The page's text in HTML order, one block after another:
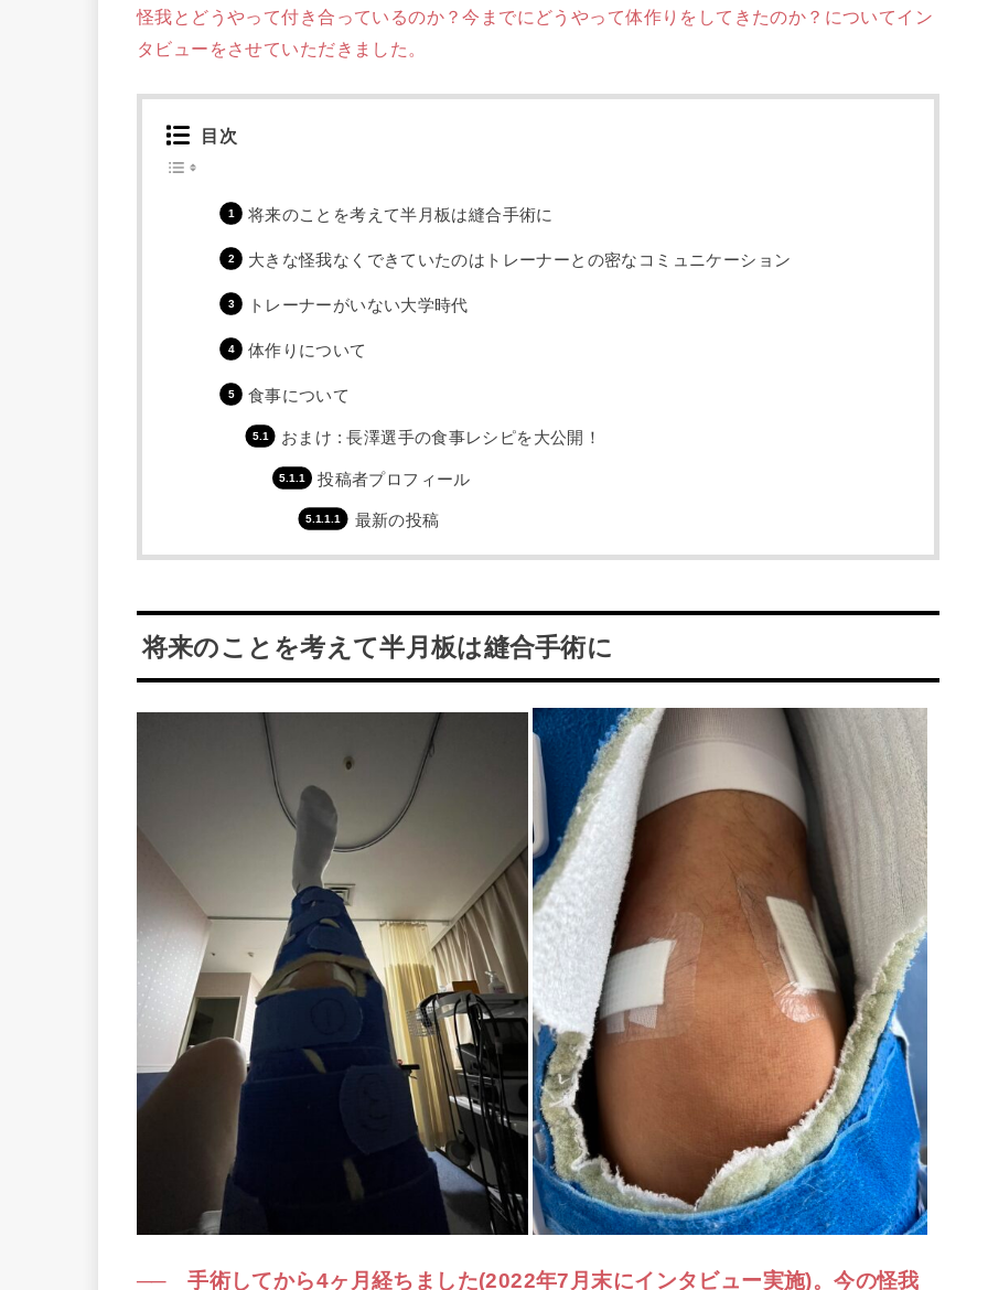
怪我とどうやって付き合っているのか？今までにどうやって体作りをしてきたのか？についてイン
タビューをさせていただきました。
目次
将来のことを考えて半月板は縫合手術に
大きな怪我なくできていたのはトレーナーとの密なコミュニケーション
トレーナーがいない大学時代
体作りについて
食事について
おまけ : 長澤選手の食事レシピを大公開！
投稿者プロフィール
最新の投稿
将来のことを考えて半月板は縫合手術に
── 手術してから4ヶ月経ちました(2022年7月末にインタビュー実施)。今の怪我